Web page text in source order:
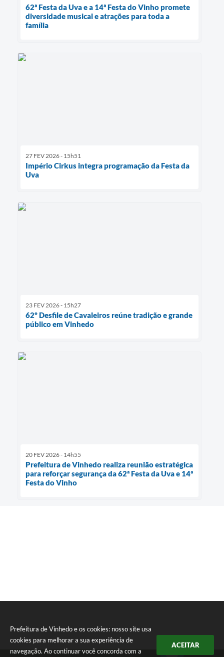
Prefeitura de Vinhedo e os cookies: nosso site usa
cookies para melhorar a sua experiência de
navegação. Ao continuar você concorda com a
ACEITAR
62ª Festa da Uva e a 14ª Festa do Vinho promete
diversidade musical e atrações para toda a
família
27 FEV 2026 - 15h51
Império Cirkus integra programação da Festa da
Uva
23 FEV 2026 - 15h27
62º Desfile de Cavaleiros reúne tradição e grande
público em Vinhedo
20 FEV 2026 - 14h55
Prefeitura de Vinhedo realiza reunião estratégica
para reforçar segurança da 62ª Festa da Uva e 14ª
Festa do Vinho